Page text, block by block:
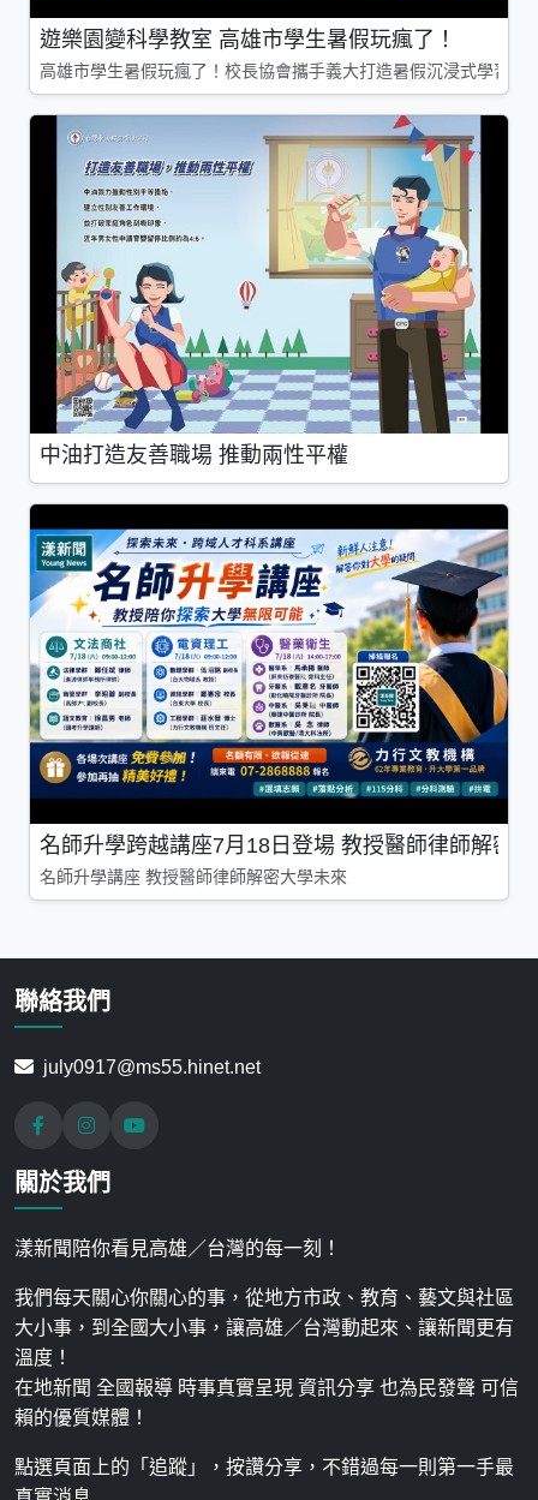
遊樂園變科學教室 高雄市學生暑假玩瘋了！
高雄市學生暑假玩瘋了！校長協會攜手義大打造暑假沉浸式學習基
中油打造友善職場 推動兩性平權
名師升學跨越講座7月18日登場 教授醫師律師解密
名師升學講座 教授醫師律師解密大學未來
聯絡我們
july0917@ms55.hinet.net
關於我們
漾新聞陪你看見高雄／台灣的每一刻！
我們每天關心你關心的事，從地方市政、教育、藝文與社區
大小事，到全國大小事，讓高雄／台灣動起來、讓新聞更有
溫度！
在地新聞 全國報導 時事真實呈現 資訊分享 也為民發聲 可信
賴的優質媒體！
點選頁面上的「追蹤」，按讚分享，不錯過每一則第一手最